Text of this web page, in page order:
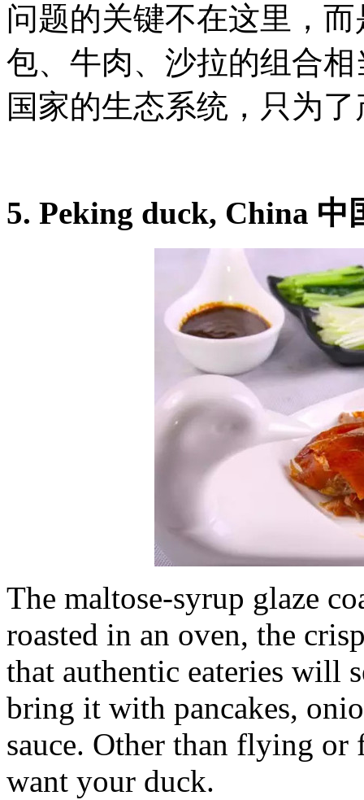
问题的关键不在这里，
包、牛肉、沙拉的组合
国家的生态系统，只为
5. Peking duck, China 中
The maltose-syrup glaze
roasted in an oven, the
that authentic eateries will
bring it with pancakes,
sauce. Other than flying
want your duck.